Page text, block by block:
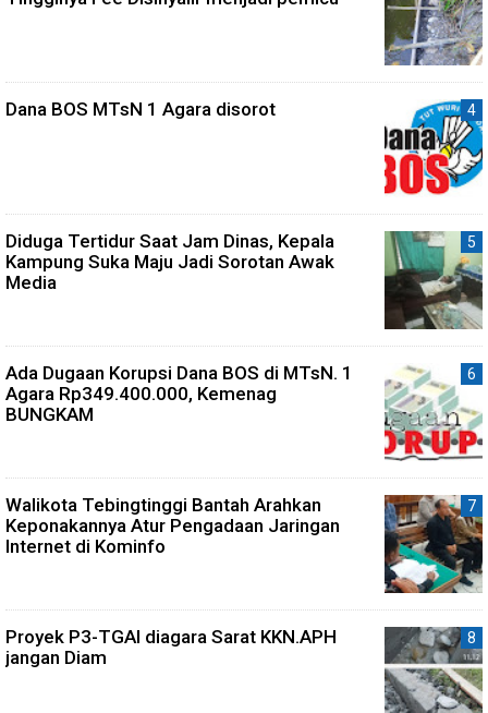
Dana BOS MTsN 1 Agara disorot
Diduga Tertidur Saat Jam Dinas, Kepala
Kampung Suka Maju Jadi Sorotan Awak
Media
Ada Dugaan Korupsi Dana BOS di MTsN. 1
Agara Rp349.400.000, Kemenag
BUNGKAM
Walikota Tebingtinggi Bantah Arahkan
Keponakannya Atur Pengadaan Jaringan
Internet di Kominfo
Proyek P3-TGAI diagara Sarat KKN.APH
jangan Diam